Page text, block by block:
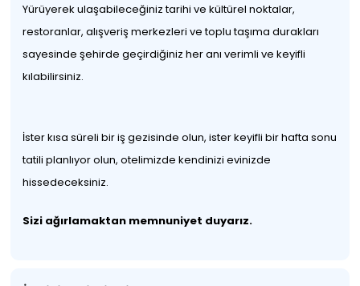
Yürüyerek ulaşabileceğiniz tarihi ve kültürel noktalar,
restoranlar, alışveriş merkezleri ve toplu taşıma durakları
sayesinde şehirde geçirdiğiniz her anı verimli ve keyifli
kılabilirsiniz.
İster kısa süreli bir iş gezisinde olun, ister keyifli bir hafta sonu
tatili planlıyor olun, otelimizde kendinizi evinizde
hissedeceksiniz.
Sizi ağırlamaktan memnuniyet duyarız.